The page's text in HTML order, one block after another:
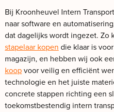
Bij Kroonheuvel Intern
naar software en
dat dagelijks wordt ingezet. Zo
stapelaar kopen die klaar is
magazijn, en hebben wij ook
koopvoor veilig en efficiënt
technologie en het juiste
concrete stappen richting een
toekomstbestendig intern